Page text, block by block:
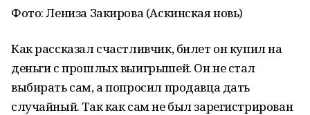
Фото: Лениза Закирова (Аскинская новь)
Как рассказал счастливчик, билет он купил на
деньги с прошлых выигрышей. Он не стал
выбирать сам, а попросил продавца дать
случайный. Так как сам не был зарегистрирован